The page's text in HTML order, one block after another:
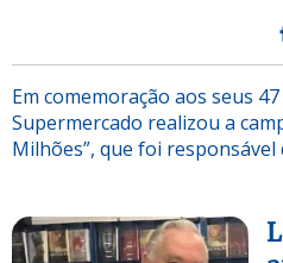
Em comemoração aos seus
Supermercado realizou a
Milhões”, que foi